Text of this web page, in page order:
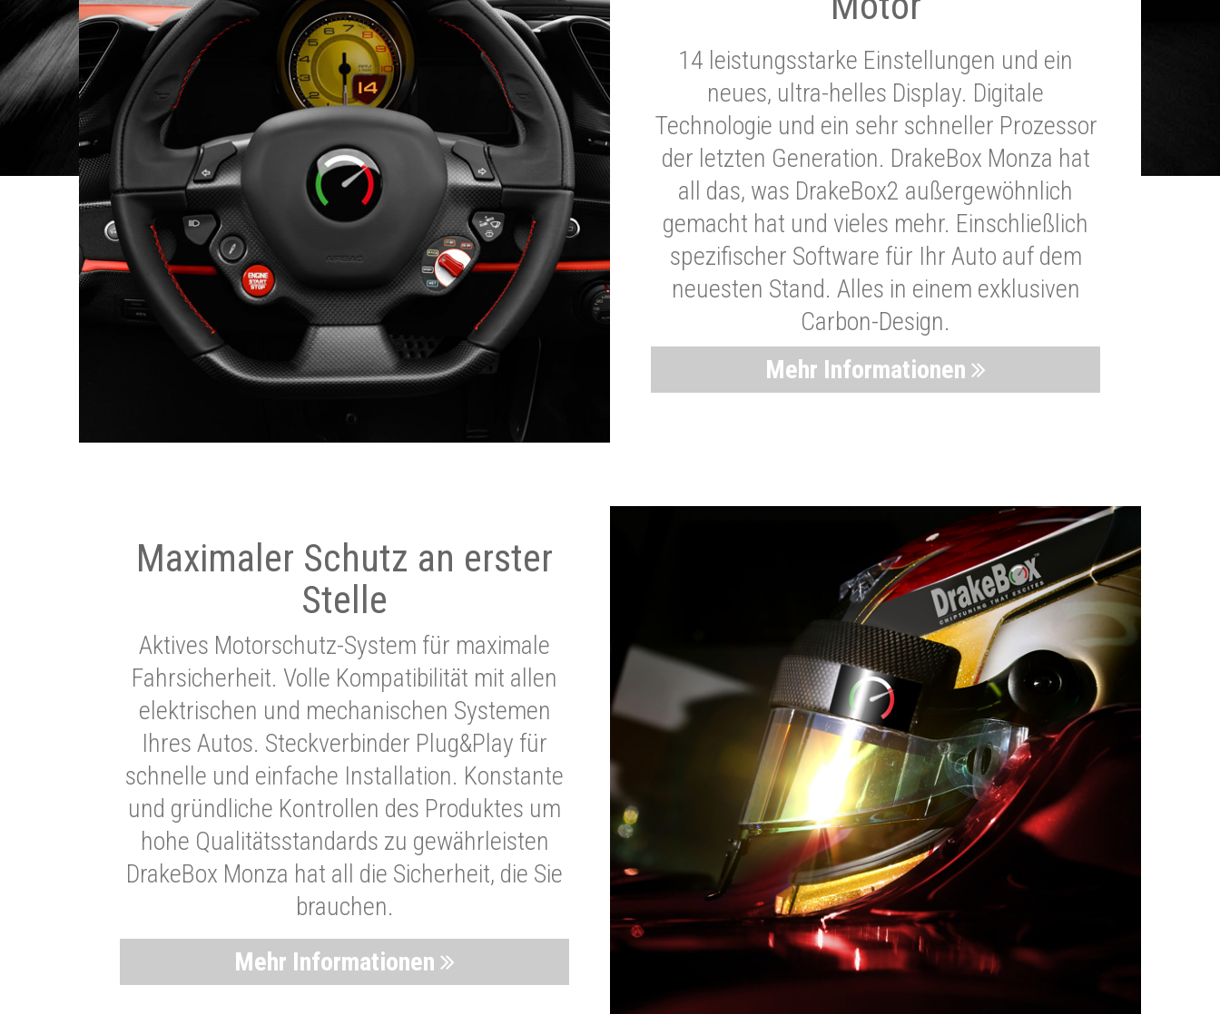
14 leistungsstarke Einstellungen und ein
neues, ultra-helles Display. Digitale
Technologie und ein sehr schneller Prozessor
der letzten Generation. DrakeBox Monza hat
all das, was DrakeBox2 außergewöhnlich
gemacht hat und vieles mehr. Einschließlich
spezifischer Software für Ihr Auto auf dem
neuesten Stand. Alles in einem exklusiven
Carbon-Design.
Mehr Informationen
Maximaler Schutz an erster
Stelle
Aktives Motorschutz-System für maximale
Fahrsicherheit. Volle Kompatibilität mit allen
elektrischen und mechanischen Systemen
Ihres Autos. Steckverbinder Plug&Play für
schnelle und einfache Installation. Konstante
und gründliche Kontrollen des Produktes um
hohe Qualitätsstandards zu gewährleisten
DrakeBox Monza hat all die Sicherheit, die Sie
brauchen.
Mehr Informationen